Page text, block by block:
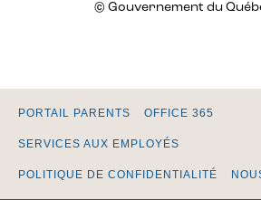
© Gouvernement du
PORTAIL PARENTS OFFICE 365
SERVICES AUX EMPLOYÉS
POLITIQUE DE CONFIDENTIALITÉ